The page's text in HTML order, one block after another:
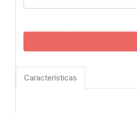
Características